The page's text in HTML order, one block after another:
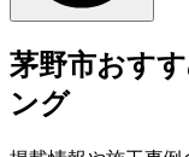
茅野市おす
ング